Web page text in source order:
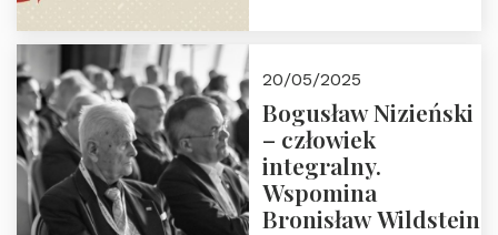
20/05/2025
Bogusław Nizieński
– człowiek
integralny.
Wspomina
Bronisław Wildstein